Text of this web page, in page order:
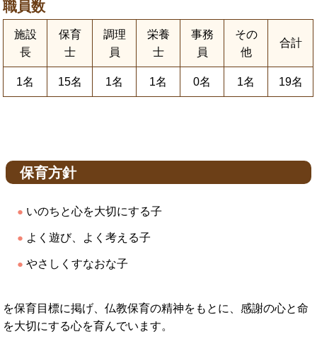
職員数
施設
長
保育
士
調理
員
栄養
士
事務
員
その
他
合計
1名 15名 1名 1名 0名 1名 19名
保育方針
いのちと心を大切にする子
よく遊び、よく考える子
やさしくすなおな子
を保育目標に掲げ、仏教保育の精神をもとに、感謝の心と命
を大切にする心を育んでいます。